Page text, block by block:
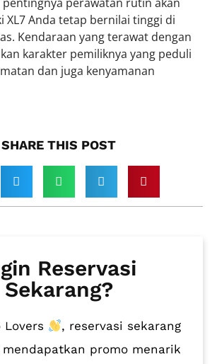
XL7 Anda tetap bernilai tinggi di
Kendaraan yang terawat dengan
karakter pemiliknya yang peduli
dan juga kenyamanan
SHARE THIS POST​
Reservasi
Sekarang?
Lovers
, reservasi sekarang
promo menarik